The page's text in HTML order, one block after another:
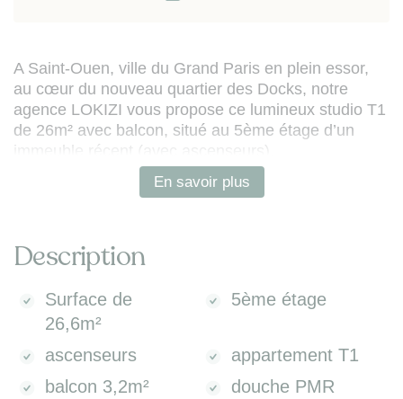
A Saint-Ouen, ville du Grand Paris en plein essor,
au cœur du nouveau quartier des Docks, notre
agence LOKIZI vous propose ce lumineux studio T1
de 26m² avec balcon, situé au 5ème étage d’un
immeuble récent (avec ascenseurs).
La proximité de nombreux transports en commun
avec un accès rapide en 15mn au cœur de la
capitale.
L’appartement est composé de :
- entrée avec kitchenette équipée
- pièce de vie avec placard et prolongé d'un balcon
- salle d'eau PMR avec douche et WC.
En savoir plus
Description
Surface de
26,6m²
5ème étage
ascenseurs
appartement T1
balcon 3,2m²
douche PMR